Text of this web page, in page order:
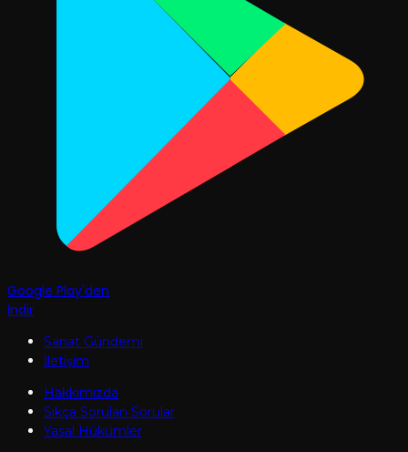
Google Play'den
İndir
Sanat Gündemi
İletişim
Hakkımızda
Sıkça Sorulan Sorular
Yasal Hükümler